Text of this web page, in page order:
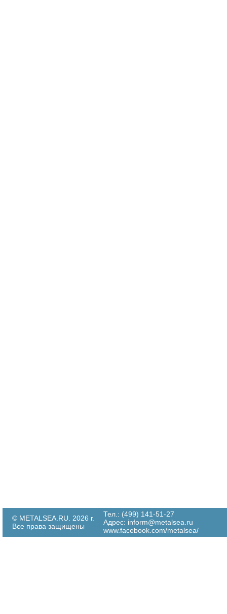
© METALSEA.RU. 2026 г.
Все права защищены
Тел.: (499) 141-51-27
Адрес: inform@metalsea.ru
www.facebook.com/metalsea/